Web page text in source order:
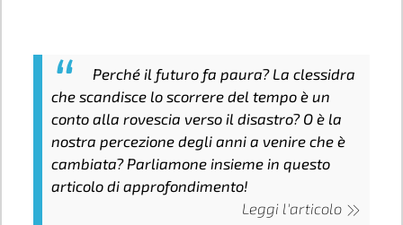
Perché il futuro fa paura? La clessidra
che scandisce lo scorrere del tempo è un
conto alla rovescia verso il disastro? O è la
nostra percezione degli anni a venire che è
cambiata? Parliamone insieme in questo
articolo di approfondimento!
Leggi l'articolo